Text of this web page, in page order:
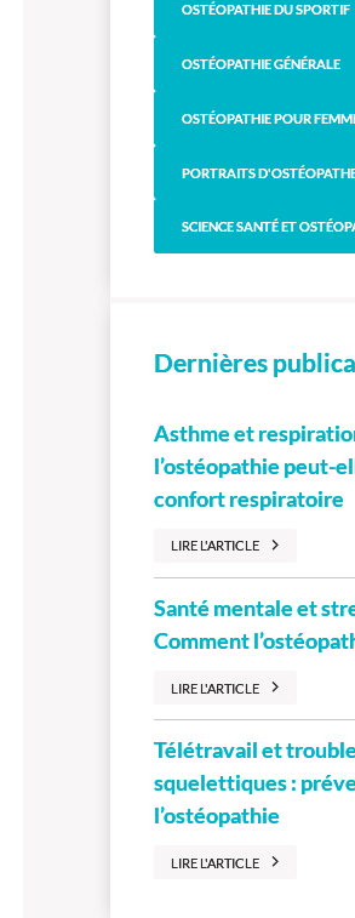
OSTÉOPATHIE DU SPORTIF
OSTÉOPATHIE GÉNÉRALE
OSTÉOPATHIE POUR
PORTRAITS
SCIENCE SANTÉ ET
Dernières
Asthme et
l’ostéopathie peut-
confort respiratoire
LIRE L'ARTICLE
Santé mentale et
Comment
LIRE L'ARTICLE
Télétravail et
squelettiques :
l’ostéopathie
LIRE L'ARTICLE